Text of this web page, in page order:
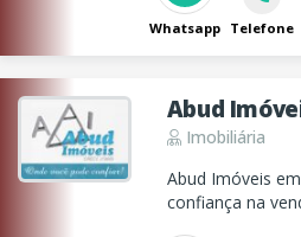
Whatsapp Telefone
Abud
Imobiliária
Abud Imóveis
confiança na